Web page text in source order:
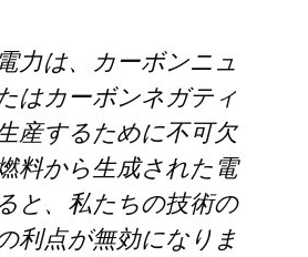
力は、カーボンニュ
はカーボンネガティ
産するために不可欠
料から生成された電
と、私たちの技術の
利点が無効になりま